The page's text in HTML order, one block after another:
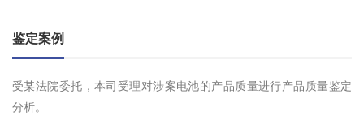
鉴定案例
受某法院委托，本司受理对涉案电池的产品质量进行产品质量鉴定
分析。